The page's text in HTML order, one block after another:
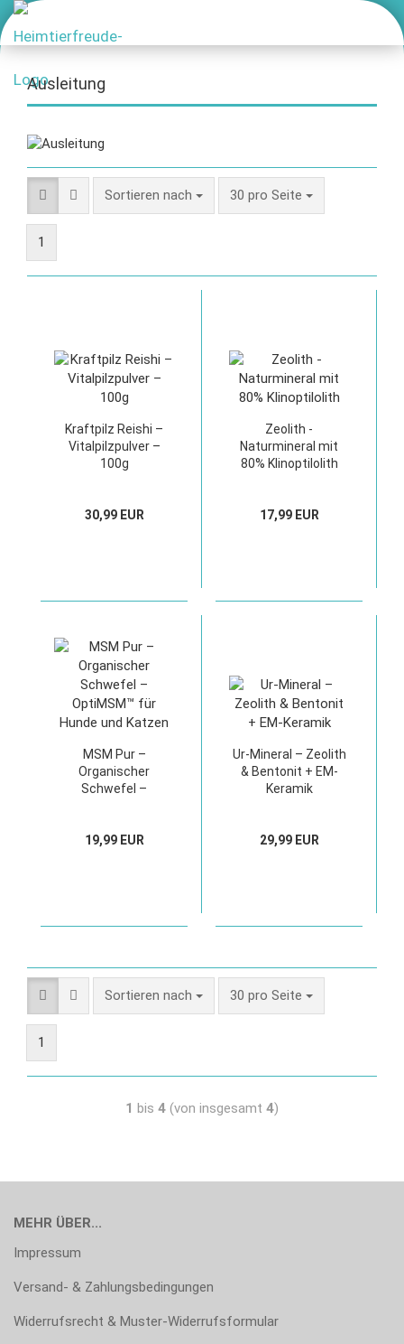
Ausleitung
Sortieren nach 30 pro Seite
1
Kraftpilz Reishi –
Vitalpilzpulver –
100g
30,99 EUR
Zeolith -
Naturmineral mit
80% Klinoptilolith
17,99 EUR
MSM Pur –
Organischer
Schwefel –
19,99 EUR
Ur-Mineral – Zeolith
& Bentonit + EM-
Keramik
29,99 EUR
Sortieren nach 30 pro Seite
1
1 bis 4 (von insgesamt 4)
MEHR ÜBER...
Impressum
Versand- & Zahlungsbedingungen
Widerrufsrecht & Muster-Widerrufsformular